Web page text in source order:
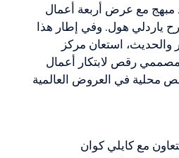
مع عرض أربعة أعمال
ياردلي هول. وفي إطار هذا
استعان مركز
رقص لابتكار أعمال
محلية في العروض العالمية
مع كايلي كوان